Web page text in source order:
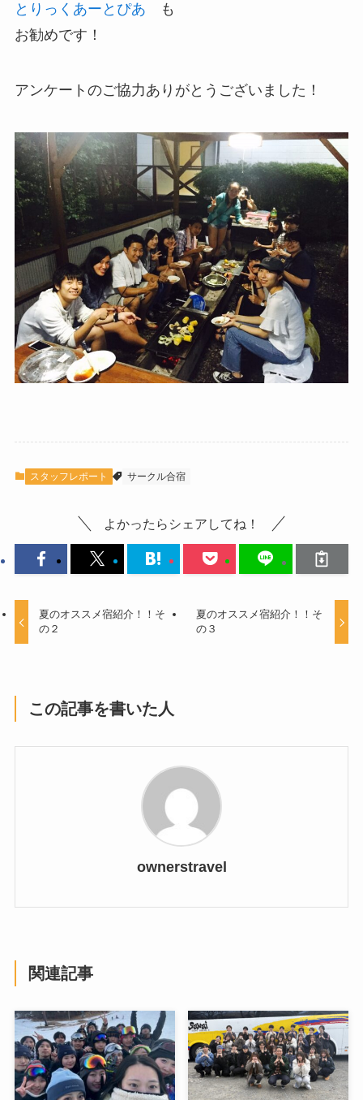
とりっくあーとぴあ も
お勧めです！
アンケートのご協力ありがとうございました！
スタッフレポート サークル合宿
よかったらシェアしてね！
夏のオススメ宿紹介！！そ
の２
夏のオススメ宿紹介！！そ
の３
この記事を書いた人
ownerstravel
関連記事